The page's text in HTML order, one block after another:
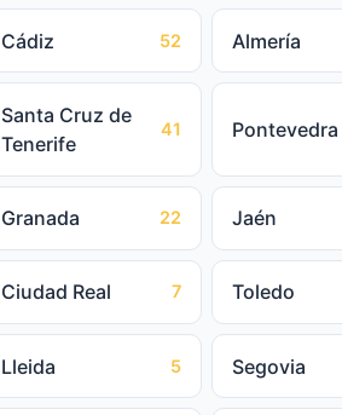
Cádiz 52 Almería
Santa Cruz de
Tenerife
41 Pontevedra
Granada 22 Jaén
Ciudad Real 7 Toledo
Lleida 5 Segovia